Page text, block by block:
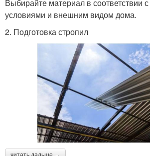
Выбирайте материал в соответствии
условиями и внешним видом дома.
2. Подготовка стропил